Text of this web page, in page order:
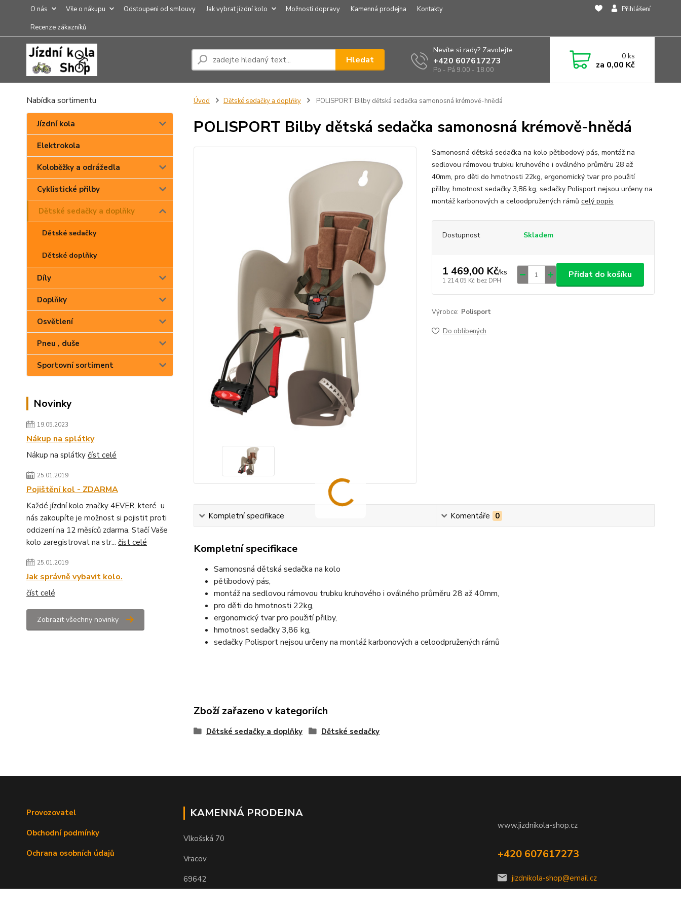
O nás Vše o nákupu Odstoupeni od smlouvy Jak vybrat jízdní kolo Možnosti dopravy Kamenná prodejna
Kontakty
Recenze zákazníků
Přihlášení
Hledat
Nevíte si rady? Zavolejte.
+420 607617273
Po - Pá 9.00 - 18.00
0ks
za 0,00 Kč
Nabídka sortimentu
Jízdní kola
Elektrokola
Koloběžky a odrážedla
Cyklistické přilby
Dětské sedačky a doplňky
Dětské sedačky
Dětské doplňky
Díly
Doplňky
Osvětlení
Pneu , duše
Sportovní sortiment
Novinky
19.05.2023
Nákup na splátky
Nákup na splátky číst celé
25.01.2019
Pojištění kol - ZDARMA
Každé jízdní kolo značky 4EVER, které u
nás zakoupíte je možnost si pojistit proti
odcizení na 12 měsíců zdarma. Stačí Vaše
kolo zaregistrovat na str... číst celé
25.01.2019
Jak správně vybavit kolo.
číst celé
Zobrazit všechny novinky
Úvod Dětské sedačky a doplňky POLISPORT Bilby dětská sedačka samonosná krémově-hnědá
POLISPORT Bilby dětská sedačka samonosná krémově-hnědá
Samonosná dětská sedačka na kolo pětibodový pás, montáž na
sedlovou rámovou trubku kruhového i oválného průměru 28 až
40mm, pro děti do hmotnosti 22kg, ergonomický tvar pro použití
přilby, hmotnost sedačky 3,86 kg, sedačky Polisport nejsou určeny na
montáž karbonových a celoodpružených rámů celý popis
Dostupnost Skladem
1 469,00 Kč/ks
1 214,05 Kč bez DPH
Přidat do košíku
Výrobce: Polisport
Do oblíbených
Kompletní specifikace Komentáře 0
Kompletní specifikace
Samonosná dětská sedačka na kolo
pětibodový pás,
montáž na sedlovou rámovou trubku kruhového i oválného průměru 28 až 40mm,
pro děti do hmotnosti 22kg,
ergonomický tvar pro použití přilby,
hmotnost sedačky 3,86 kg,
sedačky Polisport nejsou určeny na montáž karbonových a celoodpružených rámů
Zboží zařazeno v kategoriích
Dětské sedačky a doplňky Dětské sedačky
Provozovatel
Obchodní podmínky
Ochrana osobních údajů
KAMENNÁ PRODEJNA
Vlkošská 70
Vracov
69642
www.jizdnikola-shop.cz
+420 607617273
jizdnikola-shop@email.cz